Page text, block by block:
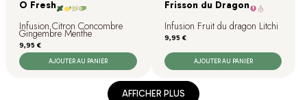
O Fresh
Infusion Citron Concombre
Gingembre Menthe
Prix
9,95 €
AJOUTER AU PANIER
Frisson du Dragon
Infusion Fruit du dragon Litchi
Prix
9,95 €
AJOUTER AU PANIER
AFFICHER PLUS